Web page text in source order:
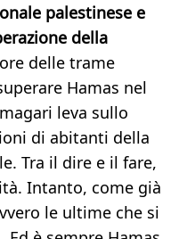
palestinese e
della
delle trame
Hamas nel
leva sullo
di abitanti della
Tra il dire e il fare,
Intanto, come già
le ultime che si